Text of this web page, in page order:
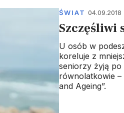
ŚWIAT 04.09.2018
Szczęśliwi
U osób w
koreluje z
seniorzy żyją po
równolatkowie –
and Ageing”.